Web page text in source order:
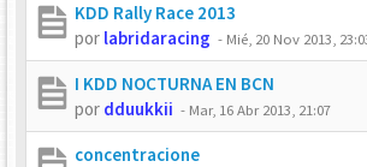
KDD Rally Race 2013
por labridaracing - Mié, 20 Nov 2013,
I KDD NOCTURNA EN BCN
por dduukkii - Mar, 16 Abr 2013, 21:07
concentracione